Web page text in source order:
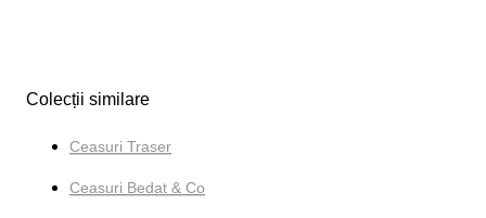
Colecții similare
Ceasuri Traser
Ceasuri Bedat & Co